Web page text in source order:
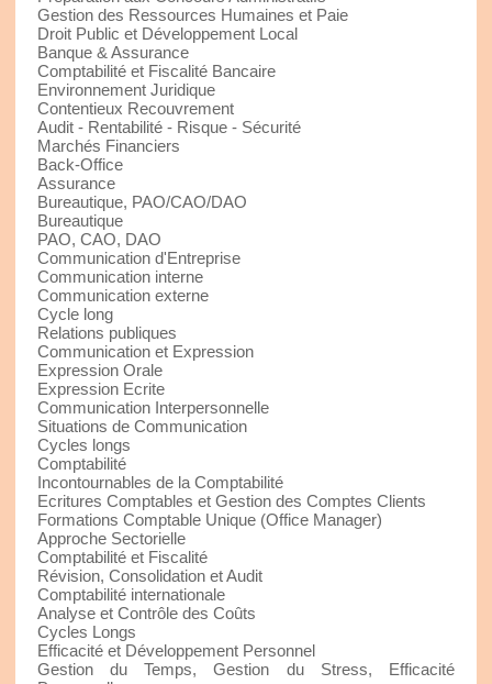
Gestion des Ressources Humaines et Paie
Droit Public et Développement Local
Banque & Assurance
Comptabilité et Fiscalité Bancaire
Environnement Juridique
Contentieux Recouvrement
Audit - Rentabilité - Risque - Sécurité
Marchés Financiers
Back-Office
Assurance
Bureautique, PAO/CAO/DAO
Bureautique
PAO, CAO, DAO
Communication d'Entreprise
Communication interne
Communication externe
Cycle long
Relations publiques
Communication et Expression
Expression Orale
Expression Ecrite
Communication Interpersonnelle
Situations de Communication
Cycles longs
Comptabilité
Incontournables de la Comptabilité
Ecritures Comptables et Gestion des Comptes Clients
Formations Comptable Unique (Office Manager)
Approche Sectorielle
Comptabilité et Fiscalité
Révision, Consolidation et Audit
Comptabilité internationale
Analyse et Contrôle des Coûts
Cycles Longs
Efficacité et Développement Personnel
Gestion du Temps, Gestion du Stress, Efficacité